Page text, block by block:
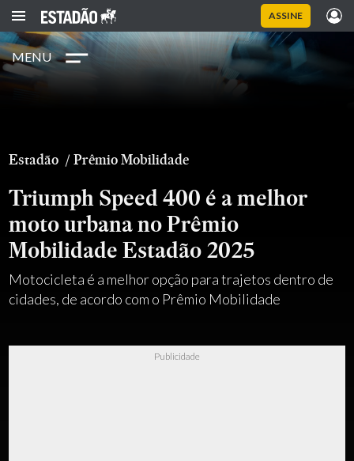
ASSINE
MENU
Estadão / Prêmio Mobilidade
Triumph Speed 400 é a melhor
moto urbana no Prêmio
Mobilidade Estadão 2025
Motocicleta é a melhor opção para trajetos dentro de
cidades, de acordo com o Prêmio Mobilidade
Publicidade